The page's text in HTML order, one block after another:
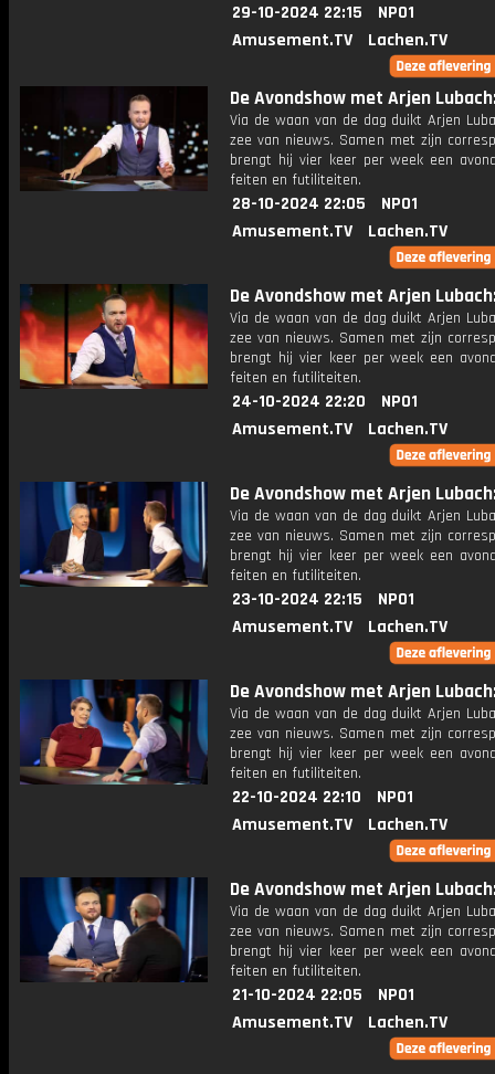
29-10-2024 22:15
NPO1
Amusement.TV
Lachen.TV
De Avondshow met Arjen
Via de waan van de dag duikt Arjen
zee van nieuws. Samen met zijn
brengt hij vier keer per week een
feiten en futiliteiten.
28-10-2024 22:05
NPO1
Amusement.TV
Lachen.TV
De Avondshow met Arjen
Via de waan van de dag duikt Arjen
zee van nieuws. Samen met zijn
brengt hij vier keer per week een
feiten en futiliteiten.
24-10-2024 22:20
NPO1
Amusement.TV
Lachen.TV
De Avondshow met Arjen
Via de waan van de dag duikt Arjen
zee van nieuws. Samen met zijn
brengt hij vier keer per week een
feiten en futiliteiten.
23-10-2024 22:15
NPO1
Amusement.TV
Lachen.TV
De Avondshow met Arjen
Via de waan van de dag duikt Arjen
zee van nieuws. Samen met zijn
brengt hij vier keer per week een
feiten en futiliteiten.
22-10-2024 22:10
NPO1
Amusement.TV
Lachen.TV
De Avondshow met Arjen
Via de waan van de dag duikt Arjen
zee van nieuws. Samen met zijn
brengt hij vier keer per week een
feiten en futiliteiten.
21-10-2024 22:05
NPO1
Amusement.TV
Lachen.TV